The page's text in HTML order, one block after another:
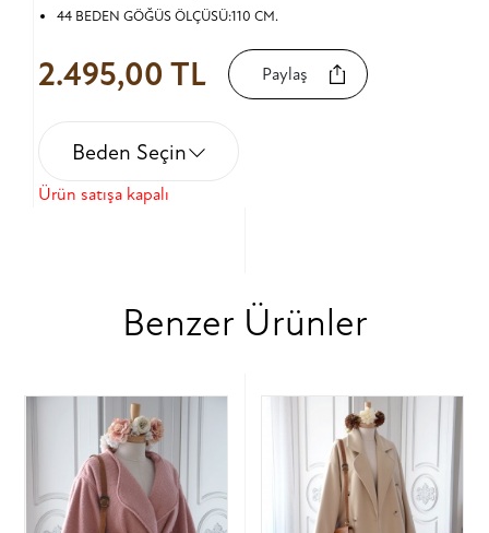
44 BEDEN GÖĞÜS ÖLÇÜSÜ:110 CM.
2.495,00 TL Paylaş
Beden Seçin
Ürün satışa kapalı
Benzer Ürünler